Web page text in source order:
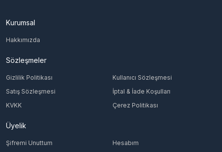
Kurumsal
Hakkımızda
Sözleşmeler
Gizlilik Politikası
Kullanıcı Sözleşmesi
Satış Sözleşmesi
İptal & İade Koşulları
KVKK
Çerez Politikası
Üyelik
Şifremi Unuttum
Hesabım